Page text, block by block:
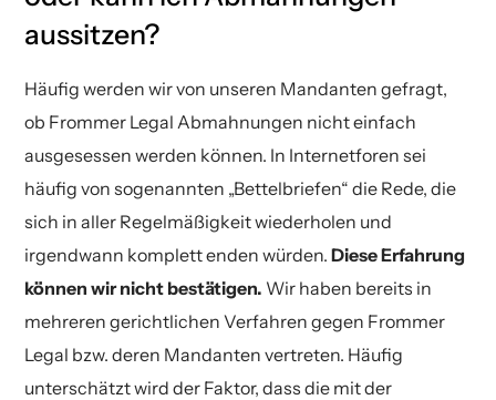
aussitzen?
Häufig werden wir von unseren Mandanten gefragt,
ob Frommer Legal Abmahnungen nicht einfach
ausgesessen werden können. In Internetforen sei
häufig von sogenannten „Bettelbriefen“ die Rede, die
sich in aller Regelmäßigkeit wiederholen und
irgendwann komplett enden würden. Diese Erfahrung
können wir nicht bestätigen. Wir haben bereits in
mehreren gerichtlichen Verfahren gegen Frommer
Legal bzw. deren Mandanten vertreten. Häufig
unterschätzt wird der Faktor, dass die mit der